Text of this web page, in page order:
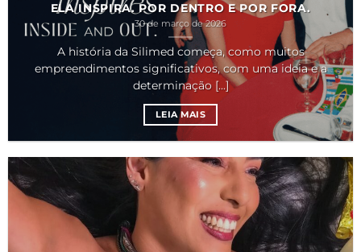
ELA INSPIRA. POR DENTRO E POR FORA.
30 de março de 2026
A história da Silimed começa, como muitos
empreendimentos significativos, com uma ideia e a
determinação [...]
LEIA MAIS